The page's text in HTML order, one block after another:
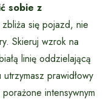
sobie z
się pojazd, nie
Skieruj wzrok na
linię oddzielającą
prawidłowy
intensywnym